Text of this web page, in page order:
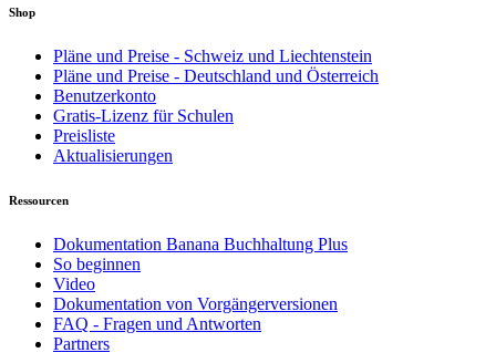
Shop
Pläne und Preise - Schweiz und Liechtenstein
Pläne und Preise - Deutschland und Österreich
Benutzerkonto
Gratis-Lizenz für Schulen
Preisliste
Aktualisierungen
Ressourcen
Dokumentation Banana Buchhaltung Plus
So beginnen
Video
Dokumentation von Vorgängerversionen
FAQ - Fragen und Antworten
Partners